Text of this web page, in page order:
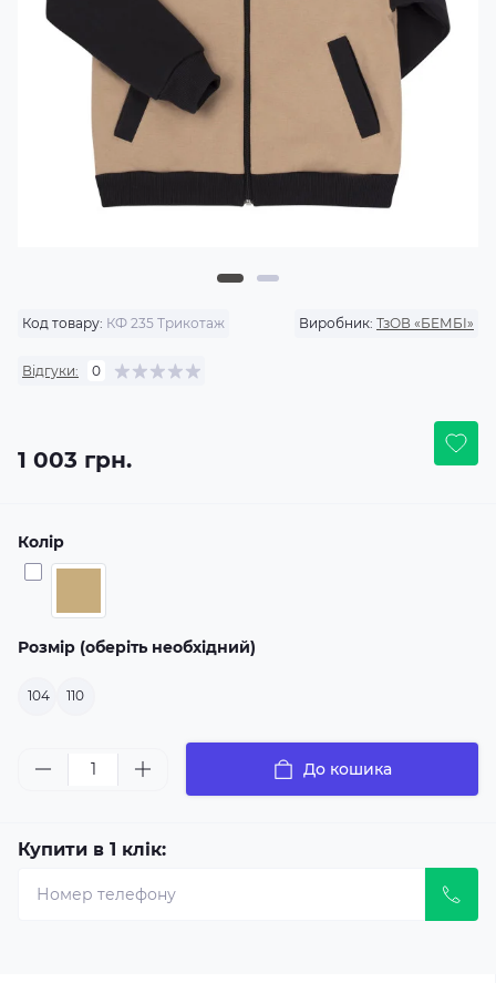
Код товару: КФ 235 Трикотаж Виробник: ТзОВ «БЕМБІ»
Відгуки: 0
1 003 грн.
Колір
Розмір (оберіть необхідний)
104 110
До кошика
Купити в 1 клік: